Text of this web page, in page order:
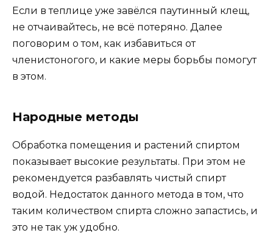
Если в теплице уже завёлся паутинный клещ,
не отчаивайтесь, не всё потеряно. Далее
поговорим о том, как избавиться от
членистоногого, и какие меры борьбы помогут
в этом.
Народные методы
Обработка помещения и растений спиртом
показывает высокие результаты. При этом не
рекомендуется разбавлять чистый спирт
водой. Недостаток данного метода в том, что
таким количеством спирта сложно запастись, и
это не так уж удобно.